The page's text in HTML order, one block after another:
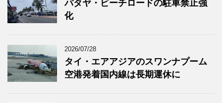
パタヤ・ビーチロードの駐車禁止強
化
2026/07/28
タイ・エアアジアのスワンナプーム
空港発着国内線は長期運休に